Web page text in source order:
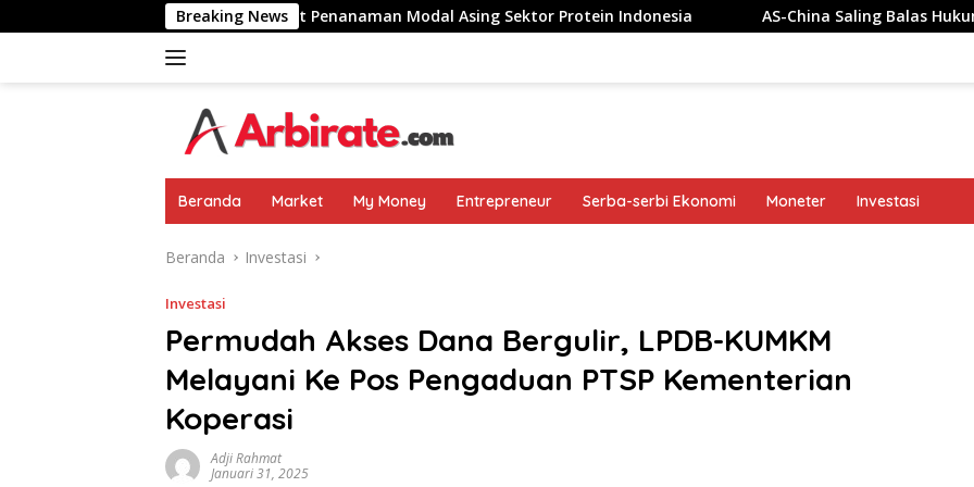
ke
Breaking News
Gandeng JBS Perkuat Penanaman Modal Asing Sektor Protein Indonesia AS-China Saling Balas Hukuman Politik
Beranda Market My Money Entrepreneur Serba-serbi Ekonomi Moneter Investasi
Beranda Investasi
Investasi
Permudah Akses Dana Bergulir, LPDB-KUMKM
Melayani Ke Pos Pengaduan PTSP Kementerian
Koperasi
Adji Rahmat
Januari 31, 2025